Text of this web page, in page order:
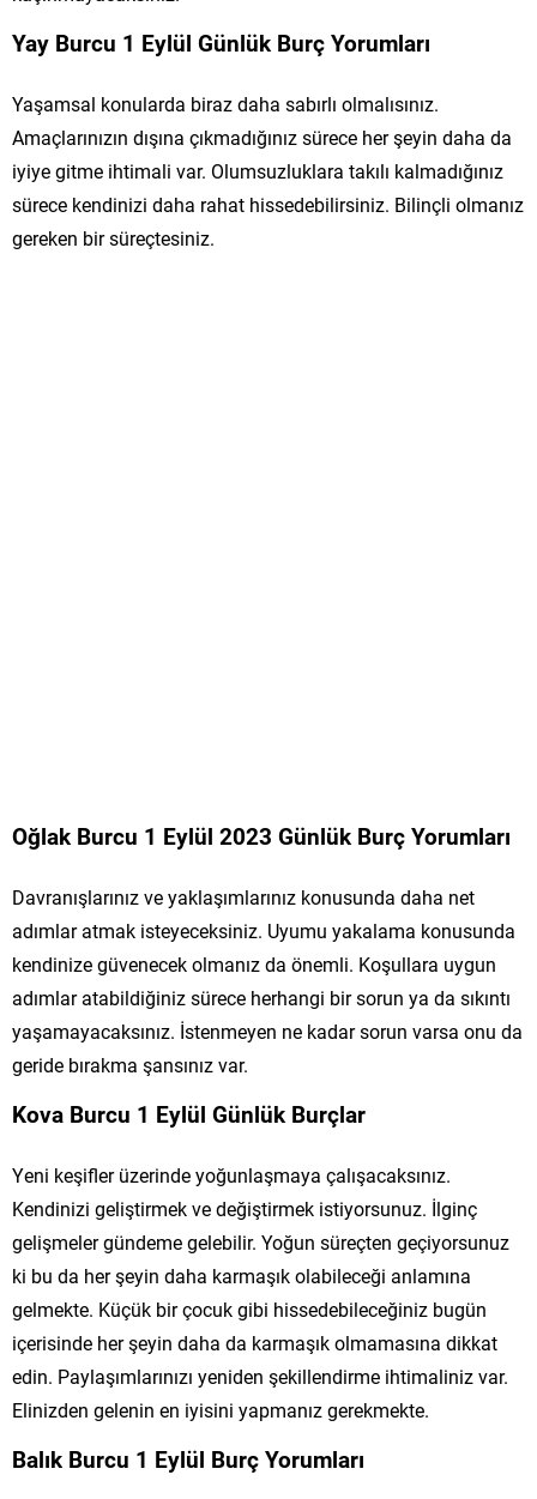
Yay Burcu 1 Eylül Günlük Burç Yorumları
Yaşamsal konularda biraz daha sabırlı olmalısınız.
Amaçlarınızın dışına çıkmadığınız sürece her şeyin daha da
iyiye gitme ihtimali var. Olumsuzluklara takılı kalmadığınız
sürece kendinizi daha rahat hissedebilirsiniz. Bilinçli olmanız
gereken bir süreçtesiniz.
Oğlak Burcu 1 Eylül 2023 Günlük Burç Yorumları
Davranışlarınız ve yaklaşımlarınız konusunda daha net
adımlar atmak isteyeceksiniz. Uyumu yakalama konusunda
kendinize güvenecek olmanız da önemli. Koşullara uygun
adımlar atabildiğiniz sürece herhangi bir sorun ya da sıkıntı
yaşamayacaksınız. İstenmeyen ne kadar sorun varsa onu da
geride bırakma şansınız var.
Kova Burcu 1 Eylül Günlük Burçlar
Yeni keşifler üzerinde yoğunlaşmaya çalışacaksınız.
Kendinizi geliştirmek ve değiştirmek istiyorsunuz. İlginç
gelişmeler gündeme gelebilir. Yoğun süreçten geçiyorsunuz
ki bu da her şeyin daha karmaşık olabileceği anlamına
gelmekte. Küçük bir çocuk gibi hissedebileceğiniz bugün
içerisinde her şeyin daha da karmaşık olmamasına dikkat
edin. Paylaşımlarınızı yeniden şekillendirme ihtimaliniz var.
Elinizden gelenin en iyisini yapmanız gerekmekte.
Balık Burcu 1 Eylül Burç Yorumları